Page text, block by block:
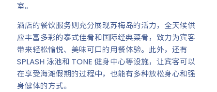
室。
酒店的餐饮服务则充分展现苏梅岛的活力，全天候供
应丰富多彩的泰式佳肴和国际经典菜肴，致力为宾客
带来轻松愉悦、美味可口的用餐体验。此外，还有
SPLASH 泳池和 TONE 健身中心等设施，让宾客可以
在享受海滩假期的过程中，也能有多种放松身心和强
身健体的方式。